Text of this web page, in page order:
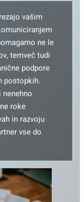
vašim
ne le
temveč tudi
podpore
postopkih.
roke
in razvoju
vse do